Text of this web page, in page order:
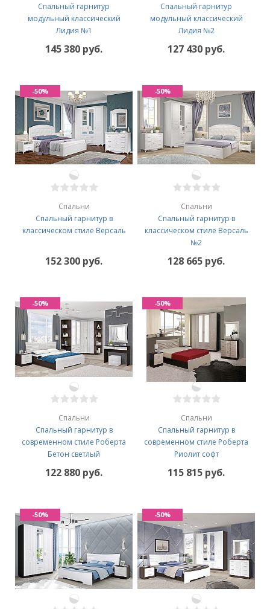
Спальный гарнитур
модульный классический
Лидия №1
145 380 руб.
Спальный гарнитур
модульный классический
Лидия №2
127 430 руб.
Спальни
Спальный гарнитур в
классическом стиле Версаль
152 300 руб.
-50%
Спальни
Спальный гарнитур в
классическом стиле Версаль
№2
128 665 руб.
-50%
Спальни
Спальный гарнитур в
современном стиле Роберта
Бетон светлый
122 880 руб.
-50%
Спальни
Спальный гарнитур в
современном стиле Роберта
Риолит софт
115 815 руб.
-50%
-50% -50%